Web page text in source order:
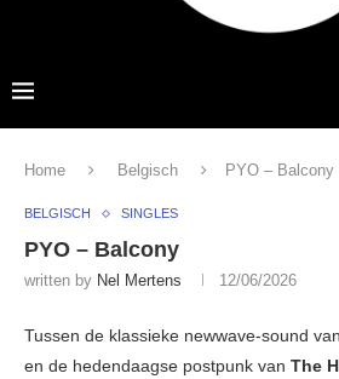
Home Belgisch PYO – Balcony
BELGISCH SINGLES
PYO – Balcony
written by Nel Mertens 12/06/2026
Tussen de klassieke newwave-sound
en de hedendaagse postpunk van The